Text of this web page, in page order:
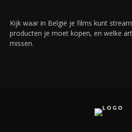
Kijk waar in België je films kunt
producten je moet kopen, en welke
missen.